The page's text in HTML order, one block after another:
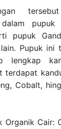
tersebut
pupuk
pupuk
Pupuk ini
terdapat
Cobalt,
Organik Cair: